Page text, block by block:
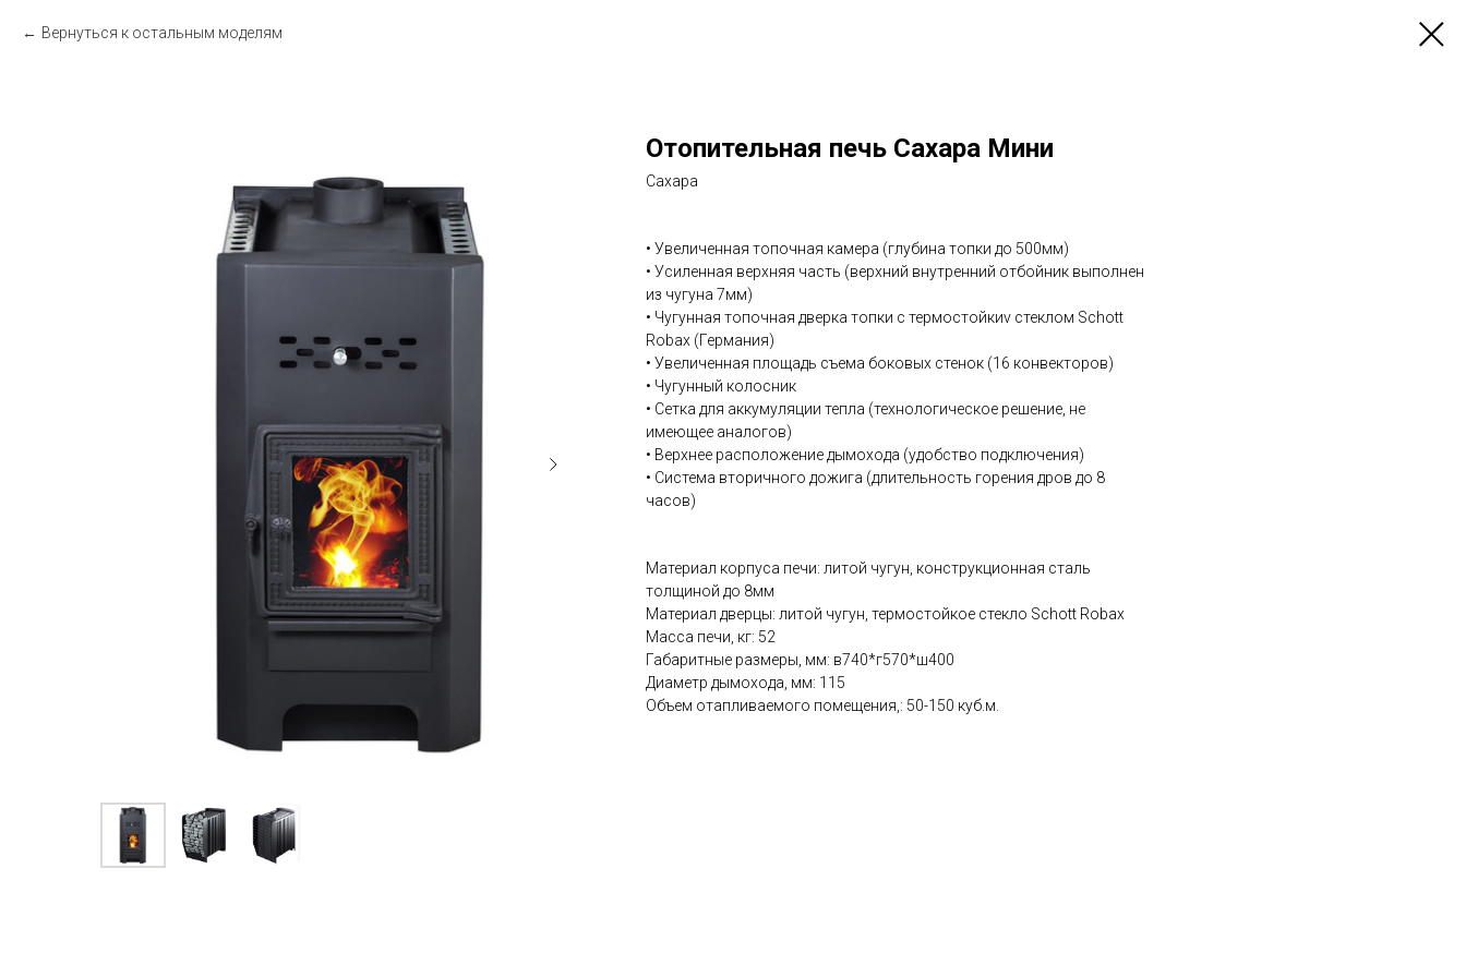
Вернуться к остальным моделям
Отопительная печь Сахара Мини
Сахара
• Увеличенная топочная камера (глубина топки до 500мм)
• Усиленная верхняя часть (верхний внутренний отбойник выполнен
из чугуна 7мм)
• Чугунная топочная дверка топки с термостойкиv стеклом Schott
Robax (Германия)
• Увеличенная площадь съема боковых стенок (16 конвекторов)
• Чугунный колосник
• Сетка для аккумуляции тепла (технологическое решение, не
имеющее аналогов)
• Верхнее расположение дымохода (удобство подключения)
• Система вторичного дожига (длительность горения дров до 8
часов)
Материал корпуса печи: литой чугун, конструкционная сталь
толщиной до 8мм
Материал дверцы: литой чугун, термостойкое стекло Schott Robax
Масса печи, кг: 52
Габаритные размеры, мм: в740*г570*ш400
Диаметр дымохода, мм: 115
Объем отапливаемого помещения,: 50-150 куб.м.